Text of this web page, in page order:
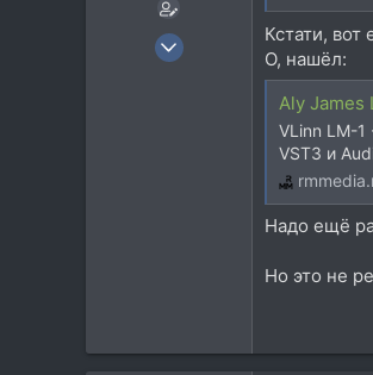
23 Июн 2008
Кстати, вот
О, нашёл:
Aly James
VLinn LM-
VST3 и
Надо ещё
Но это не